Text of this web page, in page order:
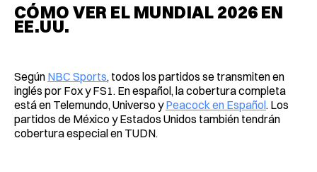
CÓMO VER EL MUNDIAL 2026 EN
EE.UU.
Según NBC Sports, todos los partidos se transmiten en
inglés por Fox y FS1. En español, la cobertura completa
está en Telemundo, Universo yPeacock en Español. Los
partidos de México y Estados Unidos también tendrán
cobertura especial en TUDN.